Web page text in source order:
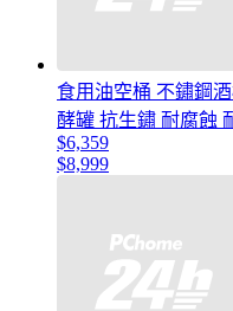
食用油空桶 不鏽鋼
酵罐 抗生鏽 耐腐蝕
$6,359
$8,999